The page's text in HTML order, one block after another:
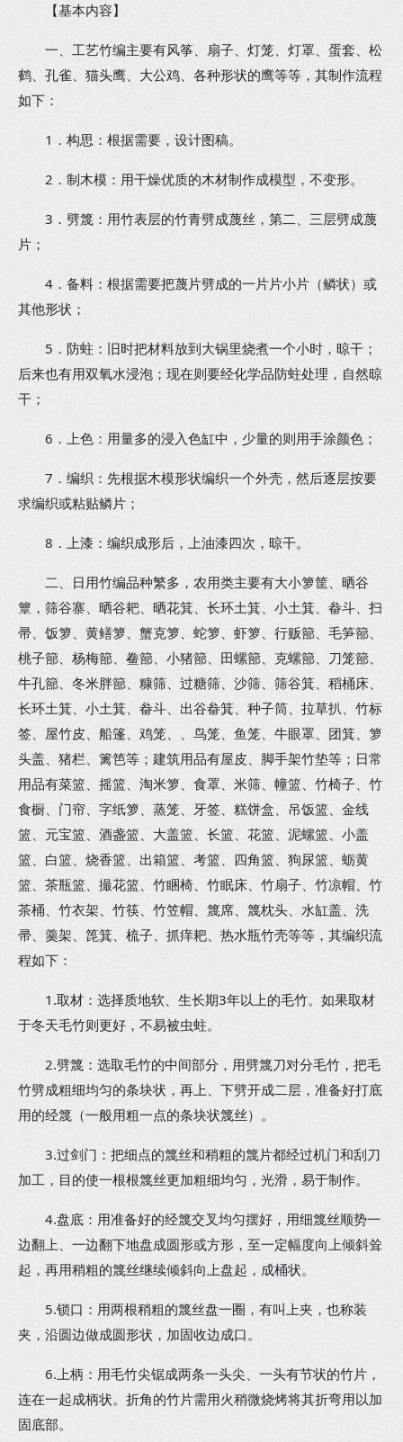
【基本内容】
一、工艺竹编主要有风筝、扇子、灯笼、灯罩、蛋套、松
鹤、孔雀、猫头鹰、大公鸡、各种形状的鹰等等，其制作流程
如下：
1．构思：根据需要，设计图稿。
2．制木模：用干燥优质的木材制作成模型，不变形。
3．劈篾：用竹表层的竹青劈成蔑丝，第二、三层劈成蔑
片；
4．备料：根据需要把蔑片劈成的一片片小片（鳞状）或
其他形状；
5．防蛀：旧时把材料放到大锅里烧煮一个小时，晾干；
后来也有用双氧水浸泡；现在则要经化学品防蛀处理，自然晾
干；
6．上色：用量多的浸入色缸中，少量的则用手涂颜色；
7．编织：先根据木模形状编织一个外壳，然后逐层按要
求编织或粘贴鳞片；
8．上漆：编织成形后，上油漆四次，晾干。
二、日用竹编品种繁多，农用类主要有大小箩筐、晒谷
簟，筛谷寨、晒谷耙、晒花箕、长环土箕、小土箕、畚斗、扫
帚、饭箩、黄鳝箩、蟹克箩、蛇箩、虾箩、行贩篰、毛笋篰、
桃子篰、杨梅篰、鲞篰、小猪篰、田螺篰、克螺篰、刀笼篰、
牛孔篰、冬米胖篰、糠筛、过糖筛、沙筛、筛谷箕、稻桶床、
长环土箕、小土箕、畚斗、出谷畚箕、种子筒、拉草扒、竹标
签、屋竹皮、船篷、鸡笼、、鸟笼、鱼笼、牛眼罩、团箕、箩
头盖、猪栏、篱笆等；建筑用品有屋皮、脚手架竹垫等；日常
用品有菜篮、摇篮、淘米箩、食罩、米筛、幢篮、竹椅子、竹
食橱、门帘、字纸箩、蒸笼、牙签、糕饼盒、吊饭篮、金线
篮、元宝篮、酒盏篮、大盖篮、长篮、花篮、泥螺篮、小盖
篮、白篮、烧香篮、出箱篮、考篮、四角篮、狗尿篮、蛎黄
篮、茶瓶篮、撮花篮、竹睏椅、竹眠床、竹扇子、竹凉帽、竹
茶桶、竹衣架、竹筷、竹笠帽、篾席、篾枕头、水缸盖、洗
帚、羹架、箆箕、梳子、抓痒耙、热水瓶竹壳等等，其编织流
程如下：
1.取材：选择质地软、生长期3年以上的毛竹。如果取材
于冬天毛竹则更好，不易被虫蛀。
2.劈篾：选取毛竹的中间部分，用劈篾刀对分毛竹，把毛
竹劈成粗细均匀的条块状，再上、下劈开成二层，准备好打底
用的经篾（一般用粗一点的条块状篾丝）。
3.过剑门：把细点的篾丝和稍粗的篾片都经过机门和刮刀
加工，目的使一根根篾丝更加粗细均匀，光滑，易于制作。
4.盘底：用准备好的经篾交叉均匀摆好，用细篾丝顺势一
边翻上、一边翻下地盘成圆形或方形，至一定幅度向上倾斜耸
起，再用稍粗的篾丝继续倾斜向上盘起，成桶状。
5.锁口：用两根稍粗的篾丝盘一圈，有叫上夹，也称装
夹，沿圆边做成圆形状，加固收边成口。
6.上柄：用毛竹尖锯成两条一头尖、一头有节状的竹片，
连在一起成柄状。折角的竹片需用火稍微烧烤将其折弯用以加
固底部。